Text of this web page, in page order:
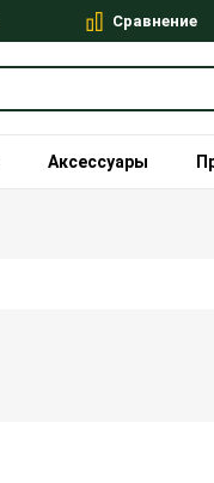
Сравнение
Аксессуары